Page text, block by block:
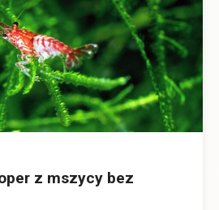
z mszycy bez